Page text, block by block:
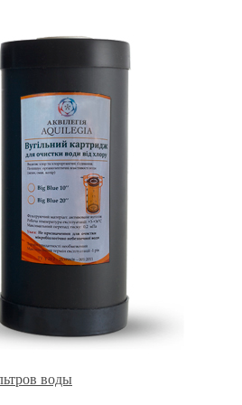
воды